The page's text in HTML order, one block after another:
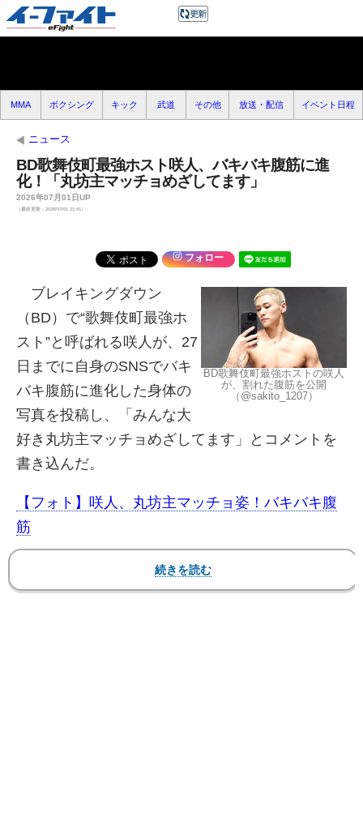
MMA ボクシング キック 武道 その他 放送・配信 イベント日程
ニュース
BD歌舞伎町最強ホスト咲人、バキバキ腹筋に進
化！「丸坊主マッチョめざしてます」
2026年07月01日UP
（最終更新：2026/07/01 21:41）
フォロー
BD歌舞伎町最強ホストの咲人
が、割れた腹筋を公開
（@sakito_1207）
ブレイキングダウン
（BD）で“歌舞伎町最強ホ
スト”と呼ばれる咲人が、27
日までに自身のSNSでバキ
バキ腹筋に進化した身体の
写真を投稿し、「みんな大
好き丸坊主マッチョめざしてます」とコメントを
書き込んだ。
【フォト】咲人、丸坊主マッチョ姿！バキバキ腹
筋